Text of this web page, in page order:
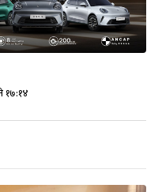
१७:१४